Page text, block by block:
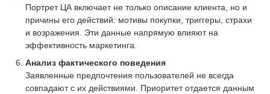
Портрет ЦА включает не только описание клиента, но и
причины его действий: мотивы покупки, триггеры, страхи
и возражения. Эти данные напрямую влияют на
эффективность маркетинга.
Анализ фактического поведения
Заявленные предпочтения пользователей не всегда
совпадают с их действиями. Приоритет отдается данным